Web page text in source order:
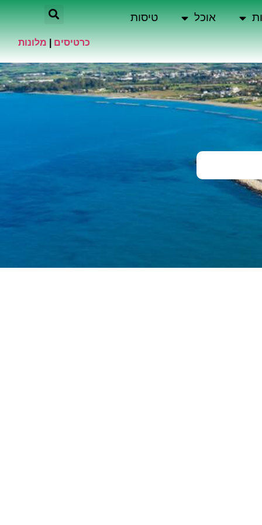
אוכל טיסות
כרטיסים מלונות